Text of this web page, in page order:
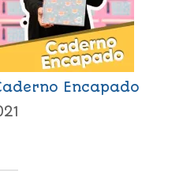
Encapado